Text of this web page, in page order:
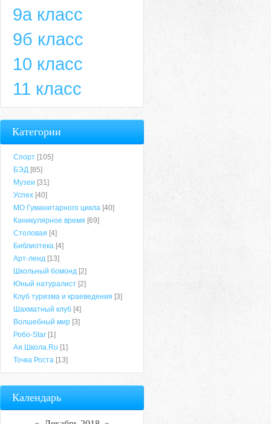
9а класс
9б класс
10 класс
11 класс
Категории
Спорт [105]
БЭД [85]
Музеи [31]
Успех [40]
МО Гуманитарного цикла [40]
Каникулярное время [69]
Столовая [4]
Библиотека [4]
Арт-ленд [13]
Школьный бомонд [2]
Юный натуралист [2]
Клуб туризма и краеведения [3]
Шахматный клуб [4]
Волшебный мир [3]
Робо-Star [1]
Ая.Школа.Ru [1]
Точка Роста [13]
Календарь